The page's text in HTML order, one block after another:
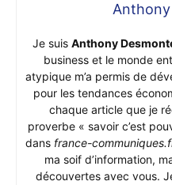
Je suis Anthony
business et le monde
atypique m’a permis de
pour les tendances
chaque article que je
proverbe « savoir c’est
dans france-
ma soif d’information,
découvertes avec vous.